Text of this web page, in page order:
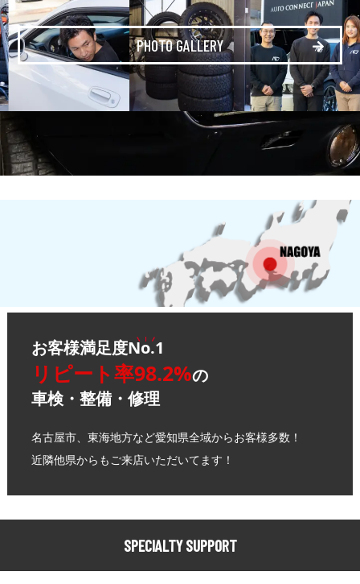
PHOTO GALLERY
お客様満足度No.1
リピート率98.2%の
車検・整備・修理
名古屋市、東海地方など愛知県全域からお客様多数！
近隣他県からもご来店いただいてます！
SPECIALTY SUPPORT